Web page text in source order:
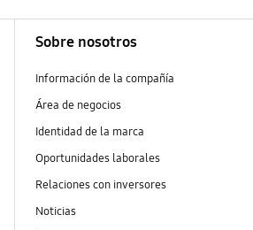
Sobre nosotros
Información de la compañía
Área de negocios
Identidad de la marca
Oportunidades laborales
Relaciones con inversores
Noticias